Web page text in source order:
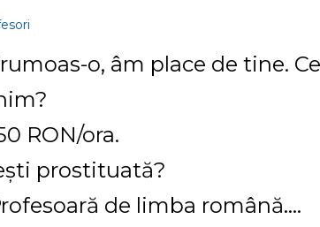
o, âm place de tine.
RON/ora.
prostituată?
de limba română....